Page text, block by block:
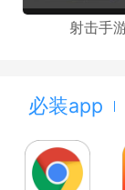
射击手
必装app